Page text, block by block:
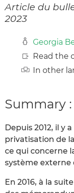
Article du
2023
Georgia
Read the
In other
Summary :
Depuis 2012, il y
privatisation de
ce qui concerne
système externe
En 2016, à la